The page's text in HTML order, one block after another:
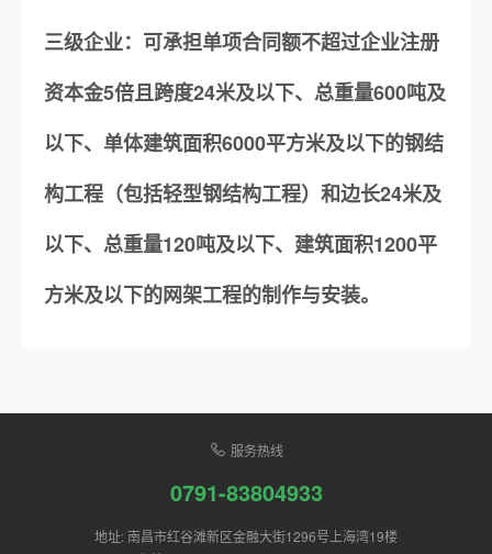
三级企业：可承担单项合同额不超过企业注册
资本金5倍且跨度24米及以下、总重量600吨及
以下、单体建筑面积6000平方米及以下的钢结
构工程（包括轻型钢结构工程）和边长24米及
以下、总重量120吨及以下、建筑面积1200平
方米及以下的网架工程的制作与安装。
服务热线
0791-83804933
地址: 南昌市红谷滩新区金融大街1296号上海湾19楼